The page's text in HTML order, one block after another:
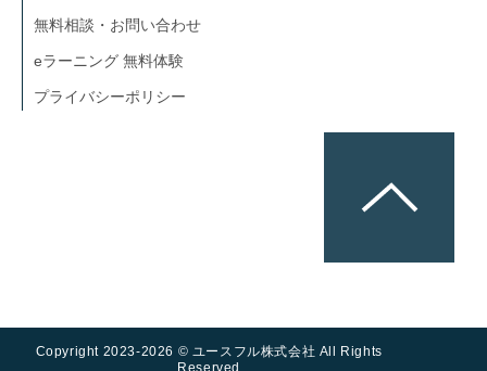
無料相談・お問い合わせ
eラーニング 無料体験
プライバシーポリシー
Copyright 2023-2026 © ユースフル株式会社 All Rights
Reserved.